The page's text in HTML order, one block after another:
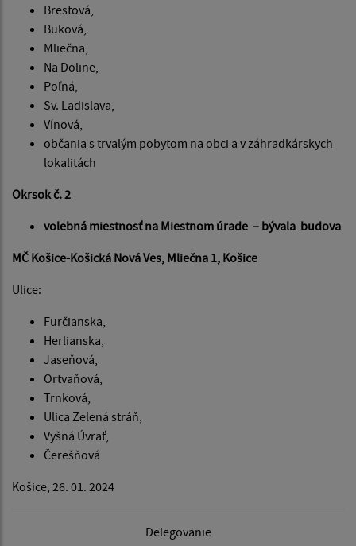
Brestová,
Buková,
Mliečna,
Na Doline,
Poľná,
Sv. Ladislava,
Vínová,
občania s trvalým pobytom na obci a v záhradkárskych
lokalitách
Okrsok č. 2
volebná miestnosť na Miestnom úrade – bývala budova
MČ Košice-Košická Nová Ves, Mliečna 1, Košice
Ulice:
Furčianska,
Herlianska,
Jaseňová,
Ortvaňová,
Trnková,
Ulica Zelená stráň,
Vyšná Úvrať,
Čerešňová
Košice, 26. 01. 2024
Delegovanie